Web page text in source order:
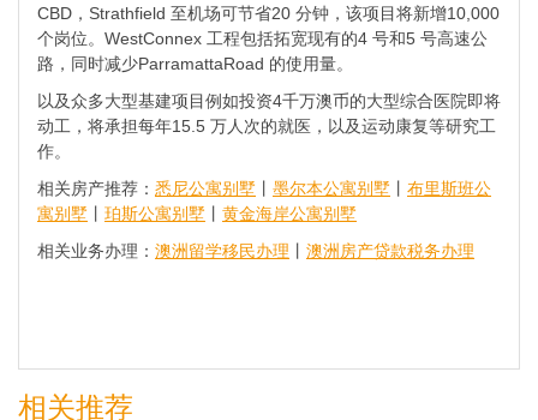
CBD，Strathfield 至机场可节省20 分钟，该项目将新增10,000
个岗位。WestConnex 工程包括拓宽现有的4 号和5 号高速公
路，同时减少ParramattaRoad 的使用量。
以及众多大型基建项目例如投资4千万澳币的大型综合医院即将
动工，将承担每年15.5 万人次的就医，以及运动康复等研究工
作。
相关房产推荐： 悉尼公寓别墅 墨尔本公寓别墅
布里斯班公
寓别墅
珀斯公寓别墅
黄金海岸公寓别墅
相关业务办理： 澳洲留学移民办理 澳洲房产贷款税务办理
相关推荐